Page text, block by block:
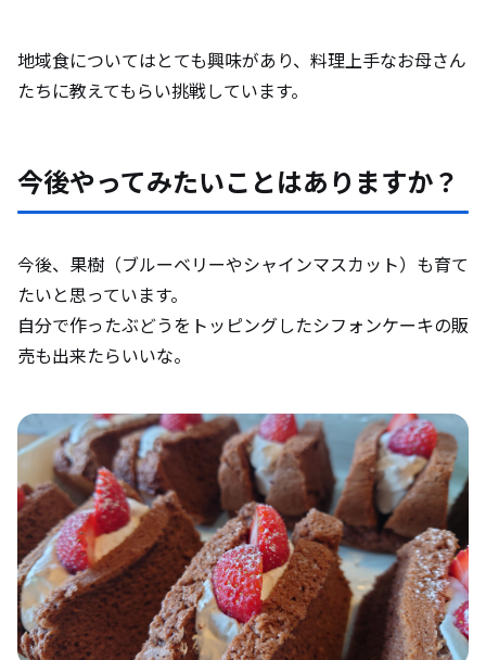
地域食についてはとても興味があり、料理上手なお母さん
たちに教えてもらい挑戦しています。
今後やってみたいことはありますか？
今後、果樹（ブルーベリーやシャインマスカット）も育て
たいと思っています。
自分で作ったぶどうをトッピングしたシフォンケーキの販
売も出来たらいいな。